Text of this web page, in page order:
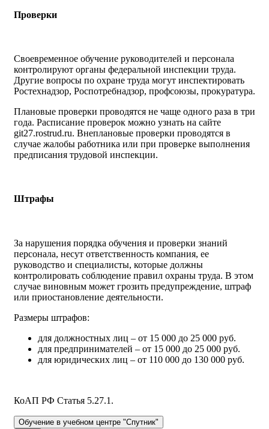
Проверки
Своевременное обучение руководителей и персонала
контролируют органы федеральной инспекции труда.
Другие вопросы по охране труда могут инспектировать
Ростехнадзор, Роспотребнадзор, профсоюзы, прокуратура.
Плановые проверки проводятся не чаще одного раза в три
года. Расписание проверок можно узнать на сайте
git27.rostrud.ru. Внеплановые проверки проводятся в
случае жалобы работника или при проверке выполнения
предписания трудовой инспекции.
Штрафы
За нарушения порядка обучения и проверки знаний
персонала, несут ответственность компания, ее
руководство и специалисты, которые должны
контролировать соблюдение правил охраны труда. В этом
случае виновным может грозить предупреждение, штраф
или приостановление деятельности.
Размеры штрафов:
для должностных лиц – от 15 000 до 25 000 руб.
для предпринимателей – от 15 000 до 25 000 руб.
для юридических лиц – от 110 000 до 130 000 руб.
КоАП РФ Статья 5.27.1.
Обучение в учебном центре "Спутник"